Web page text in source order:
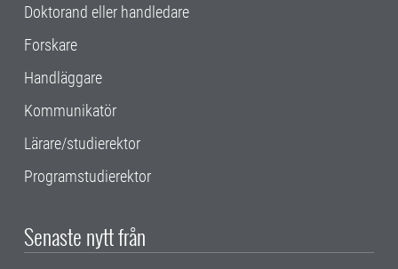
Doktorand eller handledare
Forskare
Handläggare
Kommunikatör
Lärare/studierektor
Programstudierektor
Senaste nytt från